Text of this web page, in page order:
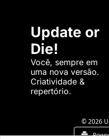
Update or
Die!
Você, sempre em
uma nova versão.
Criatividade &
repertório.
© 2026